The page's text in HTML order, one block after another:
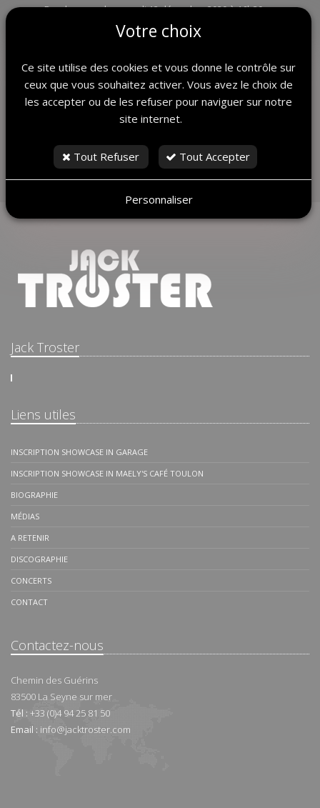
Rendez-vous le samedi 12 décembre 2020 à 16h30 >>
www.jacktroster.com.
historique de la Seyne/Mer (Var).
#jacktroster #laseynesurmer #explonation #concert #LiveShow
#telescopy
Retour
Jack Troster
Liens utiles
INSCRIPTION SHOWCASE IN GARAGE
INSCRIPTION SHOWCASE IN MAELY'S CAFÉ TOULON
BIOGRAPHIE
MÉDIAS
A RETENIR
DISCOGRAPHIE
CONCERTS
CONTACT
Contactez-nous
Chemin des Guérins
83500 La Seyne sur mer
Tél : +33 (0)4 94 25 81 50
Email : info@jacktroster.com
Votre choix
Ce site utilise des cookies et vous donne le contrôle sur
ceux que vous souhaitez activer. Vous avez le choix de
les accepter ou de les refuser pour naviguer sur notre
site internet.
Tout Refuser Tout Accepter
Personnaliser